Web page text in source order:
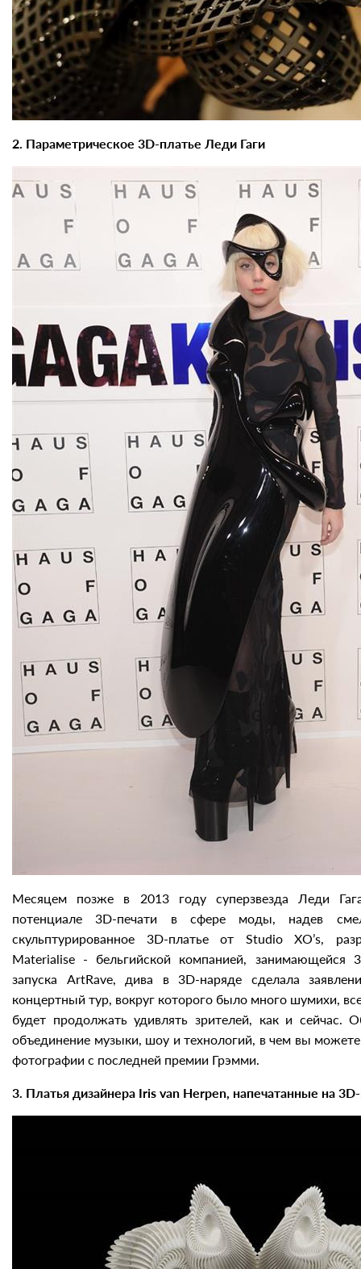
2. Параметрическое 3D-платье Леди Гаги
Месяцем позже в 2013 году суперзвезда Леди
потенциале 3D-печати в сфере моды, надев
скульптурированное 3D-платье от Studio XO’s,
Materialise - бельгийской компанией, занимающейся
запуска ArtRave, дива в 3D-наряде сделала
концертный тур, вокруг которого было много шумихи,
будет продолжать удивлять зрителей, как и сейчас.
объединение музыки, шоу и технологий, в чем вы
фотографии с последней премии Грэмми.
3. Платья дизайнера Iris van Herpen, напечатанные на